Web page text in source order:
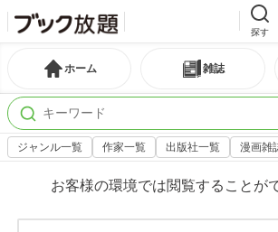
探す
ホーム 雑誌
ジャンル一覧 作家一覧 出版社一覧 漫画雑
お客様の環境では閲覧することが